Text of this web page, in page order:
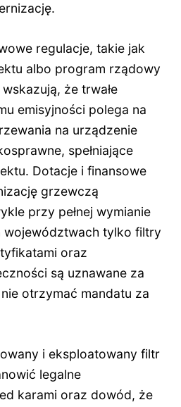
regulacje, takie jak
albo program rządowy
że trwałe
emisyjności polega na
na urządzenie
spełniające
Dotacje i finansowe
grzewczą
przy pełnej wymianie
województwach tylko filtry
oraz
są uznawane za
otrzymać mandatu za
i eksploatowany filtr
legalne
karami oraz dowód, że